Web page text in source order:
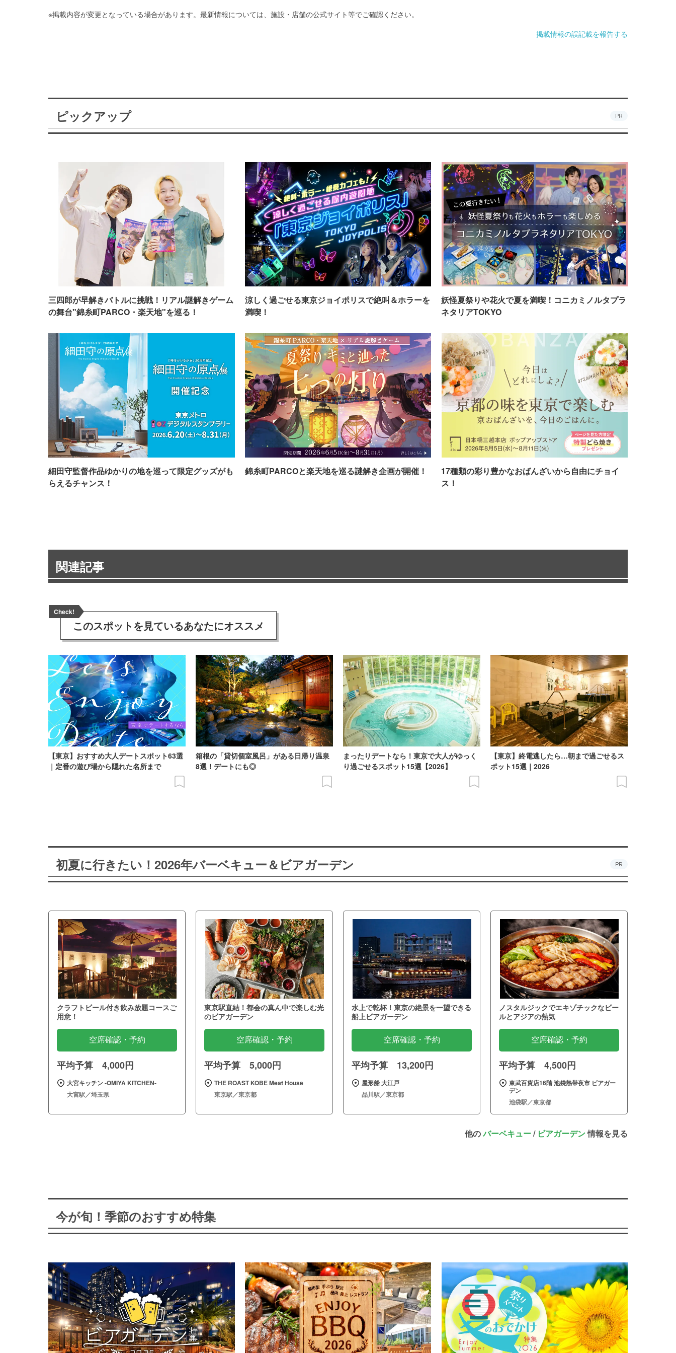
※掲載内容が変更となっている場合があります。最新情報については、施設・店舗の公式サイト等でご確認ください。
掲載情報の誤記載を報告する
ピックアップ PR
三四郎が早解きバトルに挑戦！リアル謎解きゲーム
の舞台"錦糸町PARCO・楽天地"を巡る！
涼しく過ごせる東京ジョイポリスで絶叫＆ホラーを
満喫！
妖怪夏祭りや花火で夏を満喫！コニカミノルタプラ
ネタリアTOKYO
細田守監督作品ゆかりの地を巡って限定グッズがも
らえるチャンス！
錦糸町PARCOと楽天地を巡る謎解き企画が開催！
17種類の彩り豊かなおばんざいから自由にチョイ
ス！
関連記事
Check!
このスポットを見ているあなたにオススメ
【東京】おすすめ大人デートスポット63選
｜定番の遊び場から隠れた名所まで
箱根の「貸切個室風呂」がある日帰り温泉
8選！デートにも◎
まったりデートなら！東京で大人がゆっく
り過ごせるスポット15選【2026】
【東京】終電逃したら…朝まで過ごせるス
ポット15選｜2026
初夏に行きたい！2026年バーベキュー＆ビアガーデン PR
クラフトビール付き飲み放題コースご
用意！
空席確認・予約
平均予算 4,000円
大宮キッチン ‐OMIYA KITCHEN‐
大宮駅／埼玉県
東京駅直結！都会の真ん中で楽しむ光
のビアガーデン
空席確認・予約
平均予算 5,000円
THE ROAST KOBE Meat House
東京駅／東京都
水上で乾杯！東京の絶景を一望できる
船上ビアガーデン
空席確認・予約
平均予算 13,200円
屋形船 大江戸
品川駅／東京都
ノスタルジックでエキゾチックなビー
ルとアジアの熱気
空席確認・予約
平均予算 4,500円
東武百貨店16階 池袋熱帯夜市 ビアガー
デン
池袋駅／東京都
他のバーベキュー/ ビアガーデン情報を見る
今が旬！季節のおすすめ特集